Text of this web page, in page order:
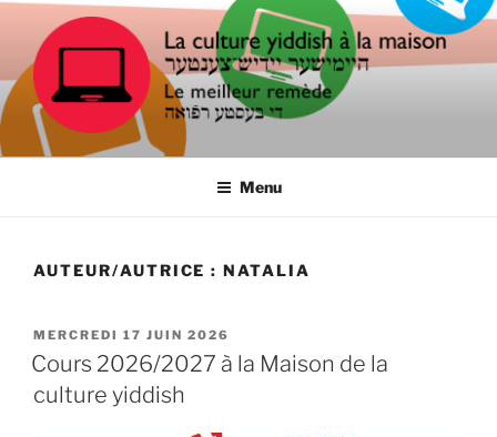
contenu
principal
LA CULTURE YIDDISH À LA
Le meilleur remède
Menu
AUTEUR/AUTRICE :NATALIA
PUBLIÉ
LE
MERCREDI 17 JUIN 2026
Cours 2026/2027 à la Maison de la
culture yiddish